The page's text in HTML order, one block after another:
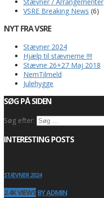
VSRE Breaking News (6)
NYT FRA VSRE
Stævner 2024
Hjælp til stævnerne !!!!
Stævne 26+27 Maj 2018
NemTilmeld
Julehygge
SØG PÅ SIDEN
Søg efter:
INTERESTING POSTS
STÆVNER 2024
2.4K VIEWS BY ADMIN